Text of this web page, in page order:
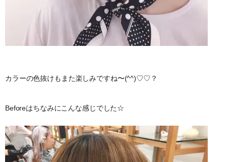
カラーの色抜けもまた楽しみですね〜(^^)♡♡？
Beforeはちなみにこんな感じでした☆